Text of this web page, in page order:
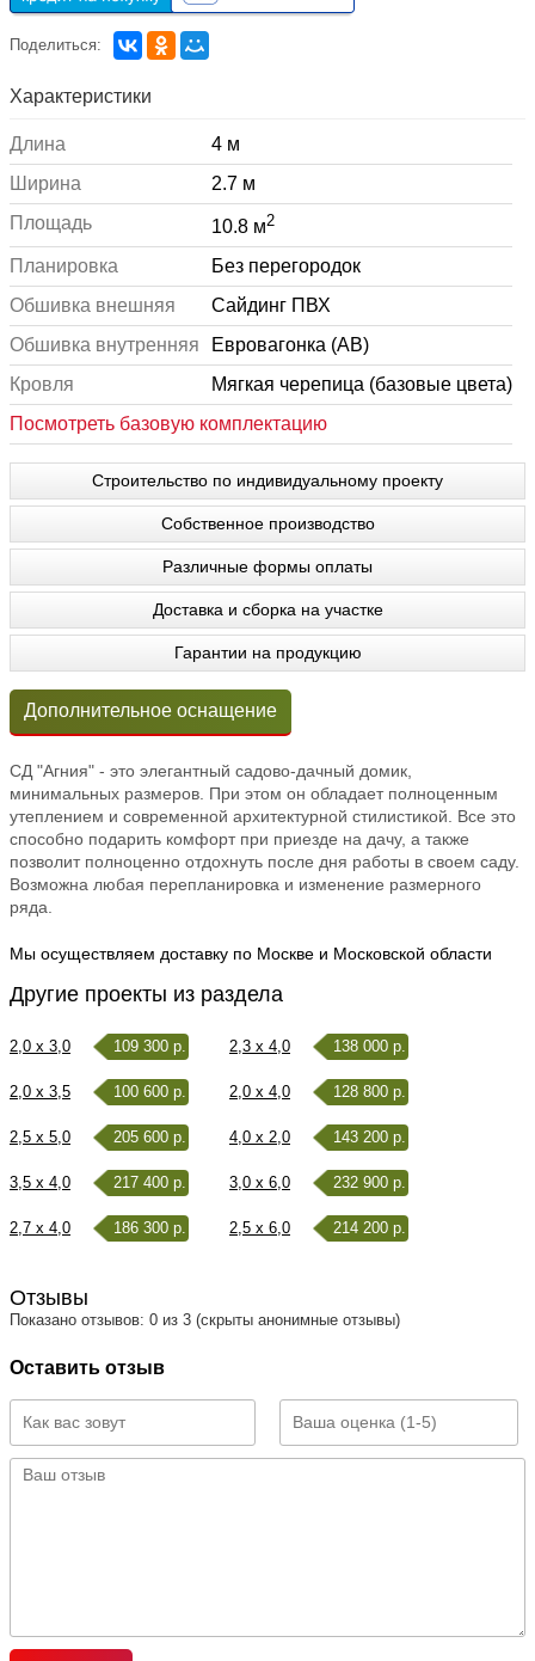
Поделиться:
Характеристики
Длина
4 м
Ширина
2.7 м
Площадь
10.8 м2
Планировка
Без перегородок
Обшивка внешняя
Сайдинг ПВХ
Обшивка внутренняя
Евровагонка (АВ)
Кровля
Мягкая черепица (базовые цвета)
Посмотреть базовую комплектацию
Строительство по индивидуальному проекту
Собственное производство
Различные формы оплаты
Доставка и сборка на участке
Гарантии на продукцию
Дополнительное оснащение
СД "Агния" - это элегантный садово-дачный домик,
минимальных размеров. При этом он обладает полноценным
утеплением и современной архитектурной стилистикой. Все это
способно подарить комфорт при приезде на дачу, а также
позволит полноценно отдохнуть после дня работы в своем саду.
Возможна любая перепланировка и изменение размерного
ряда.
Мы осуществляем доставку по Москве и Московской области
Другие проекты из раздела
2,0 x 3,0 109 300 р. 2,3 x 4,0 138 000 р.
2,0 x 3,5 100 600 р. 2,0 x 4,0 128 800 р.
2,5 x 5,0 205 600 р. 4,0 x 2,0 143 200 р.
3,5 x 4,0 217 400 р. 3,0 x 6,0 232 900 р.
2,7 x 4,0 186 300 р. 2,5 x 6,0 214 200 р.
Отзывы
Показано отзывов: 0 из 3 (скрыты анонимные отзывы)
Оставить отзыв